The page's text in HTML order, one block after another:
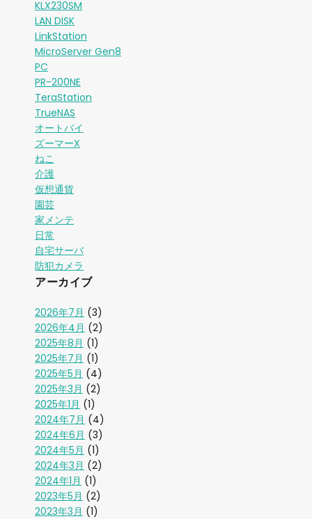
KLX230SM
LAN DISK
LinkStation
MicroServer Gen8
PC
PR-200NE
TeraStation
TrueNAS
オートバイ
ズーマーX
ねこ
介護
仮想通貨
園芸
家メンテ
日常
自宅サーバ
防犯カメラ
アーカイブ
2026年7月 (3)
2026年4月 (2)
2025年8月 (1)
2025年7月 (1)
2025年5月 (4)
2025年3月 (2)
2025年1月 (1)
2024年7月 (4)
2024年6月 (3)
2024年5月 (1)
2024年3月 (2)
2024年1月 (1)
2023年5月 (2)
2023年3月 (1)